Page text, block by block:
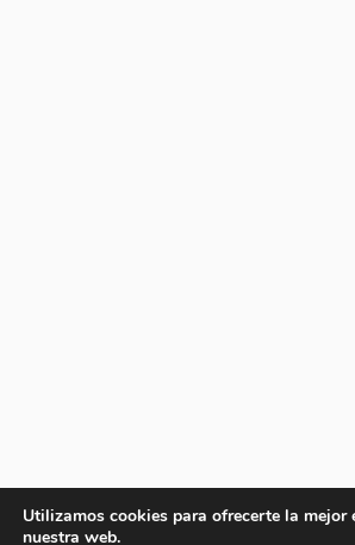
Utilizamos cookies para ofrecerte la mejor
nuestra web.